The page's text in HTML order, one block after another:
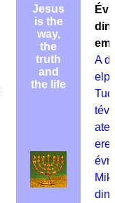
Jesus
is the
way,
the
truth
and
the life
A